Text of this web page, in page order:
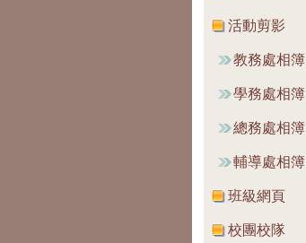
活動剪影
教務處相簿
學務處相簿
總務處相簿
輔導處相簿
班級網頁
校團校隊